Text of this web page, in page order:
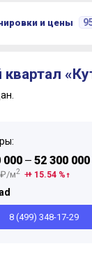
и цены
000— 52 300 000
₽/м2 + 15.54 %
8 (499) 348-17-29